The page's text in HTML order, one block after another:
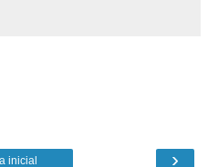
›
inicial